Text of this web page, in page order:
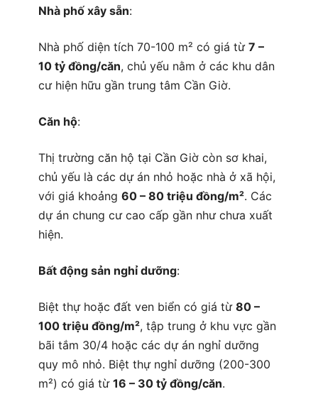
Nhà phố xây sẵn:
Nhà phố diện tích 70-100 m² có giá từ 7 –
10 tỷ đồng/căn, chủ yếu nằm ở các khu dân
cư hiện hữu gần trung tâm Cần Giờ.
Căn hộ:
Thị trường căn hộ tại Cần Giờ còn sơ khai,
chủ yếu là các dự án nhỏ hoặc nhà ở xã hội,
với giá khoảng 60 – 80 triệu đồng/m². Các
dự án chung cư cao cấp gần như chưa xuất
hiện.
Bất động sản nghỉ dưỡng:
Biệt thự hoặc đất ven biển có giá từ 80 –
100 triệu đồng/m², tập trung ở khu vực gần
bãi tắm 30/4 hoặc các dự án nghỉ dưỡng
quy mô nhỏ. Biệt thự nghỉ dưỡng (200-300
m²) có giá từ 16 – 30 tỷ đồng/căn.